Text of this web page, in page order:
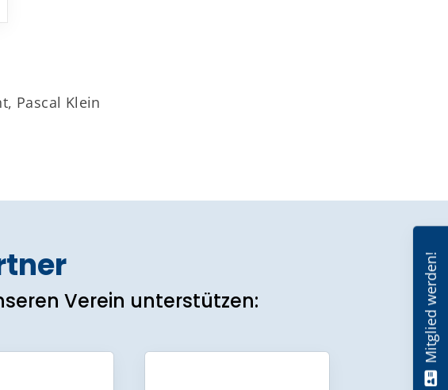
Pascal Klein
Verein unterstützen: Mitglied werden!